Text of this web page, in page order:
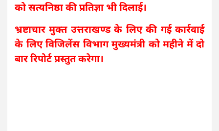
को सत्यनिष्ठा की प्रतिज्ञा भी दिलाई।
भ्रष्टाचार मुक्त उत्तराखण्ड के लिए की गई कार्रवाई
के लिए विजिलेंस विभाग मुख्यमंत्री को महीने में दो
बार रिपोर्ट प्रस्तुत करेगा।